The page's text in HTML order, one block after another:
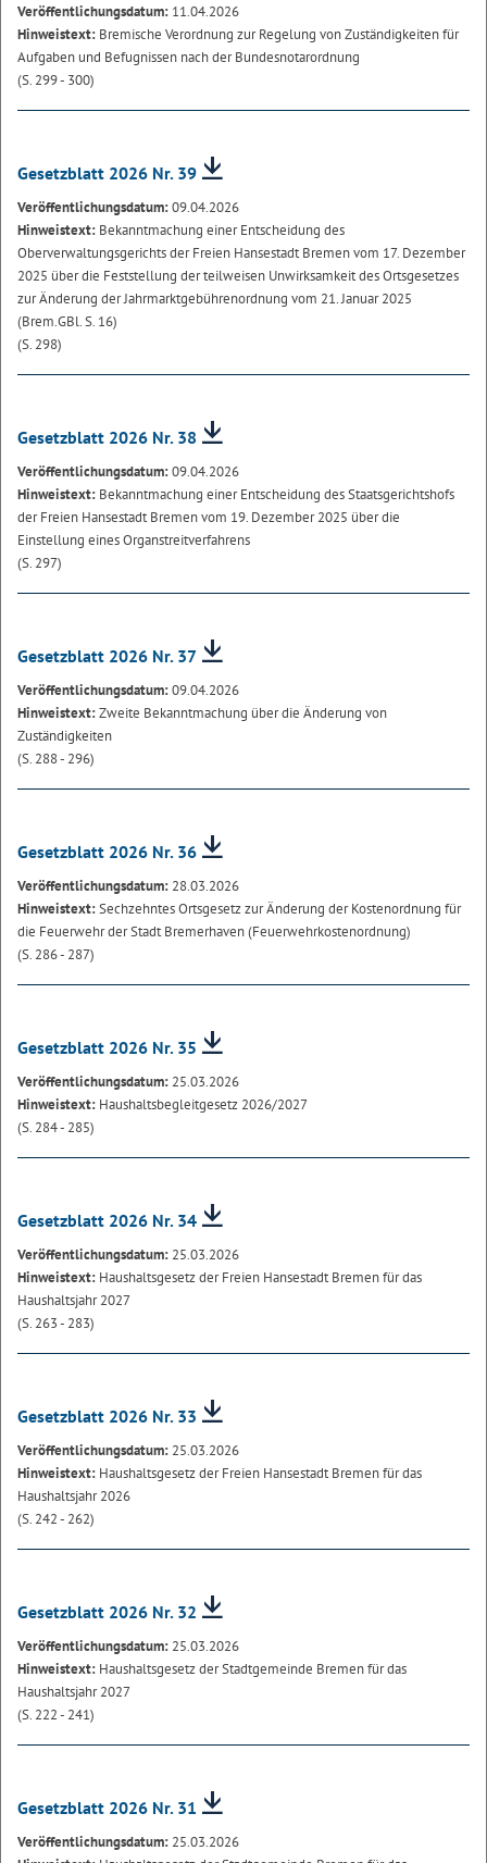
Veröffentlichungsdatum: 11.04.2026
Hinweistext: Bremische Verordnung zur Regelung von Zuständigkeiten für
Aufgaben und Befugnissen nach der Bundesnotarordnung
(S. 299 - 300)
Gesetzblatt 2026 Nr. 39
Veröffentlichungsdatum:09.04.2026
Hinweistext: Bekanntmachung einer Entscheidung des
Oberverwaltungsgerichts der Freien Hansestadt Bremen vom 17. Dezember
2025 über die Feststellung der teilweisen Unwirksamkeit des Ortsgesetzes
zur Änderung der Jahrmarktgebührenordnung vom 21. Januar 2025
(Brem.GBl. S. 16)
(S. 298)
Gesetzblatt 2026 Nr. 38
Veröffentlichungsdatum:09.04.2026
Hinweistext: Bekanntmachung einer Entscheidung des Staatsgerichtshofs
der Freien Hansestadt Bremen vom 19. Dezember 2025 über die
Einstellung eines Organstreitverfahrens
(S. 297)
Gesetzblatt 2026 Nr. 37
Veröffentlichungsdatum:09.04.2026
Hinweistext:Zweite Bekanntmachung über die Änderung von
Zuständigkeiten
(S. 288 - 296)
Gesetzblatt 2026 Nr. 36
Veröffentlichungsdatum: 28.03.2026
Hinweistext:Sechzehntes Ortsgesetz zur Änderung der Kostenordnung für
die Feuerwehr der Stadt Bremerhaven (Feuerwehrkostenordnung)
(S. 286 - 287)
Gesetzblatt 2026 Nr. 35
Veröffentlichungsdatum: 25.03.2026
Hinweistext: Haushaltsbegleitgesetz 2026/2027
(S. 284 - 285)
Gesetzblatt 2026 Nr. 34
Veröffentlichungsdatum: 25.03.2026
Hinweistext: Haushaltsgesetz der Freien Hansestadt Bremen für das
Haushaltsjahr 2027
(S. 263 - 283)
Gesetzblatt 2026 Nr. 33
Veröffentlichungsdatum: 25.03.2026
Hinweistext: Haushaltsgesetz der Freien Hansestadt Bremen für das
Haushaltsjahr 2026
(S. 242 - 262)
Gesetzblatt 2026 Nr. 32
Veröffentlichungsdatum: 25.03.2026
Hinweistext: Haushaltsgesetz der Stadtgemeinde Bremen für das
Haushaltsjahr 2027
(S. 222 - 241)
Gesetzblatt 2026 Nr. 31
Veröffentlichungsdatum: 25.03.2026